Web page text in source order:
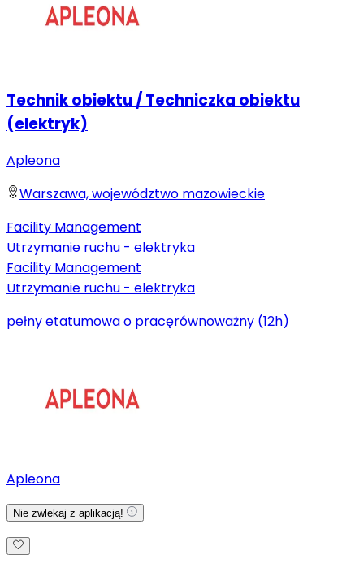
Technik obiektu / Techniczka obiektu
(elektryk)
Apleona
Warszawa, województwo mazowieckie
Facility Management
Utrzymanie ruchu - elektryka
Facility Management
Utrzymanie ruchu - elektryka
pełny etatumowa o pracęrównoważny (12h)
Apleona
Nie zwlekaj z aplikacją!